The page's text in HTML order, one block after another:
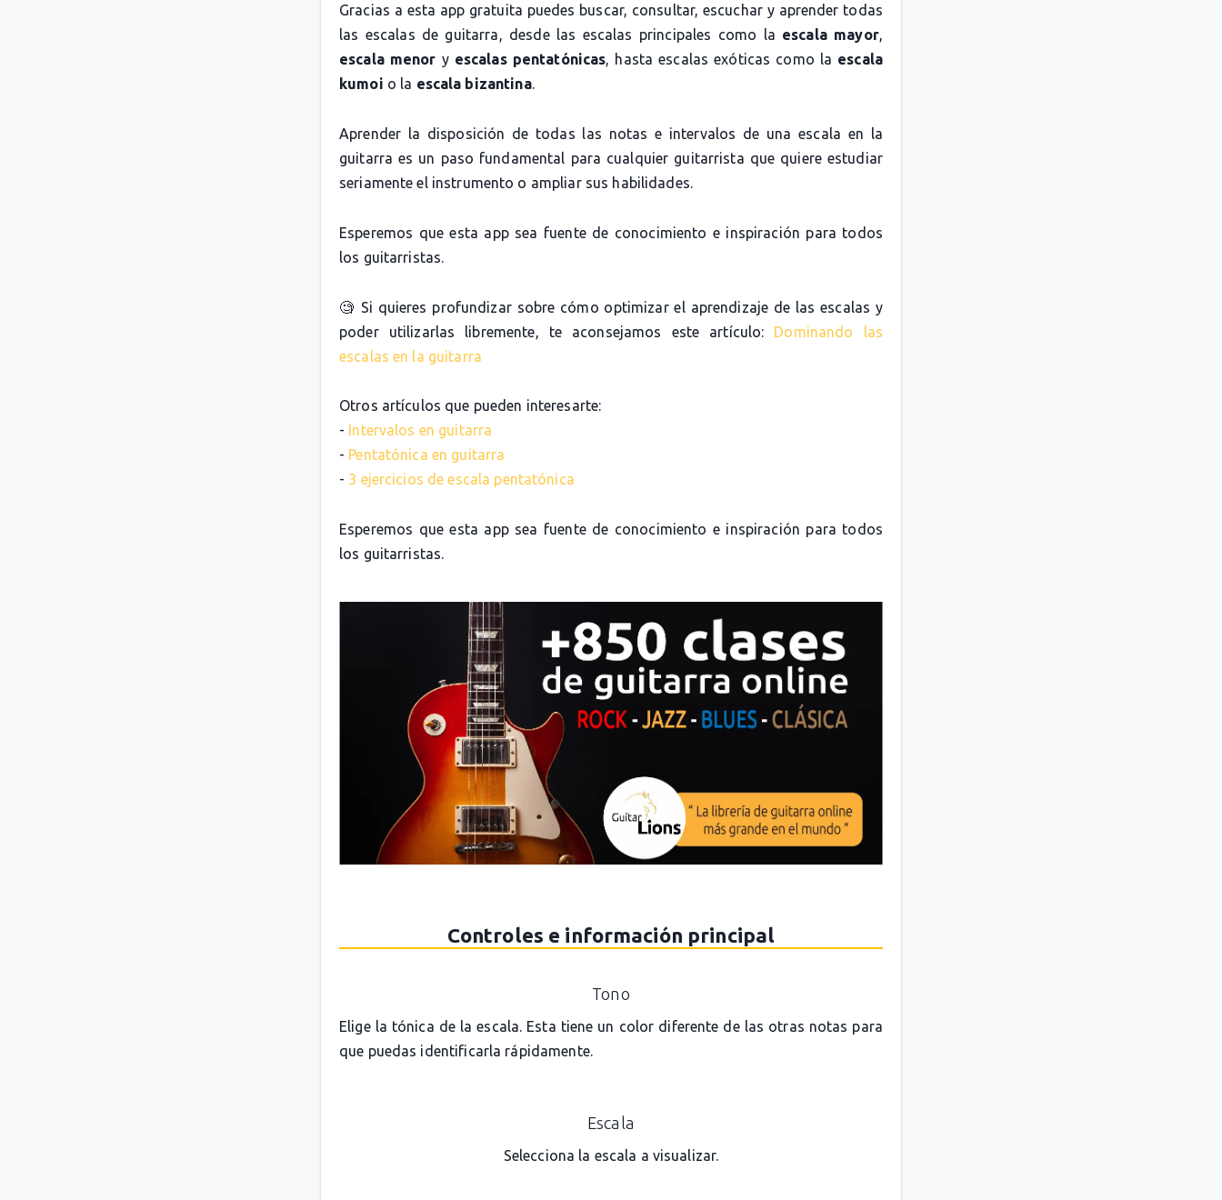
Gracias a esta app gratuita puedes buscar, consultar, escuchar y aprender todas
las escalas de guitarra, desde las escalas principales como la escala mayor,
escala menor y escalas pentatónicas, hasta escalas exóticas como la escala
kumoi o la escala bizantina.
Aprender la disposición de todas las notas e intervalos de una escala en la
guitarra es un paso fundamental para cualquier guitarrista que quiere estudiar
seriamente el instrumento o ampliar sus habilidades.
Esperemos que esta app sea fuente de conocimiento e inspiración para todos
los guitarristas.
🧐 Si quieres profundizar sobre cómo optimizar el aprendizaje de las escalas y
poder utilizarlas libremente, te aconsejamos este artículo: Dominando las
escalas en la guitarra
Otros artículos que pueden interesarte:
- Intervalos en guitarra
- Pentatónica en guitarra
- 3 ejercicios de escala pentatónica
Esperemos que esta app sea fuente de conocimiento e inspiración para todos
los guitarristas.
Controles e información principal
Tono
Elige la tónica de la escala. Esta tiene un color diferente de las otras notas para
que puedas identificarla rápidamente.
Escala
Selecciona la escala a visualizar.